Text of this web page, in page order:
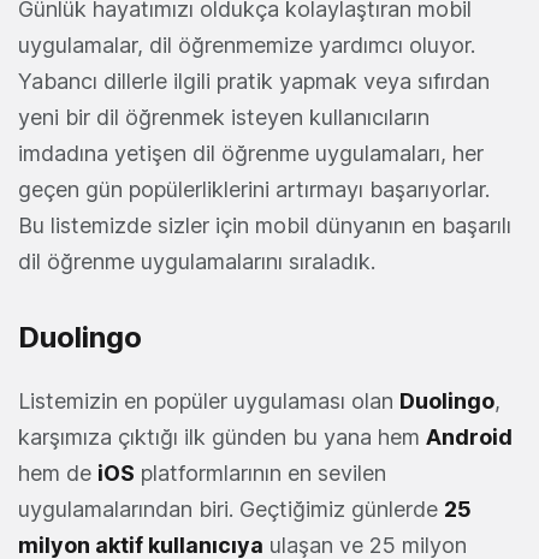
Günlük hayatımızı oldukça kolaylaştıran mobil
uygulamalar, dil öğrenmemize yardımcı oluyor.
Yabancı dillerle ilgili pratik yapmak veya sıfırdan
yeni bir dil öğrenmek isteyen kullanıcıların
imdadına yetişen dil öğrenme uygulamaları, her
geçen gün popülerliklerini artırmayı başarıyorlar.
Bu listemizde sizler için mobil dünyanın en başarılı
dil öğrenme uygulamalarını sıraladık.
Duolingo
Listemizin en popüler uygulaması olan Duolingo,
karşımıza çıktığı ilk günden bu yana hem Android
hem de iOS platformlarının en sevilen
uygulamalarından biri. Geçtiğimiz günlerde 25
milyon aktif kullanıcıya ulaşan ve 25 milyon